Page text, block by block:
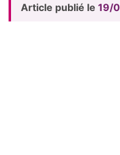
Article publié le 19/